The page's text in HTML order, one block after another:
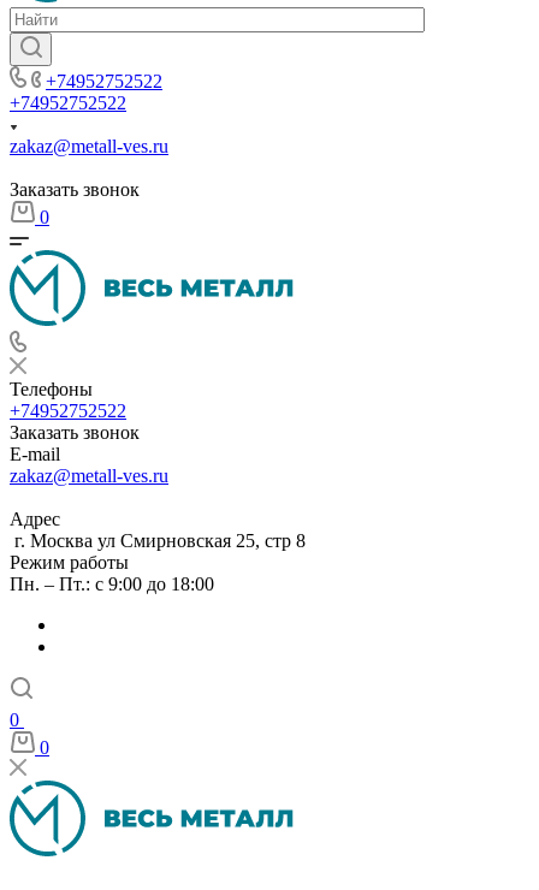
+74952752522
+74952752522
zakaz@metall-ves.ru
Заказать звонок
0
Телефоны
+74952752522
Заказать звонок
E-mail
zakaz@metall-ves.ru
Адрес
г. Москва ул Смирновская 25, стр 8
Режим работы
Пн. – Пт.: с 9:00 до 18:00
0
0